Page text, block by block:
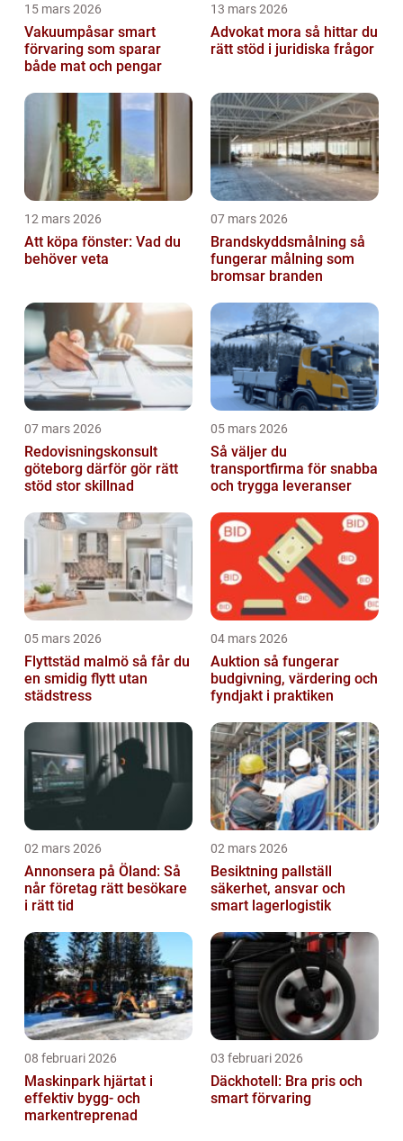
15 mars 2026
Vakuumpåsar smart
förvaring som sparar
både mat och pengar
13 mars 2026
Advokat mora så hittar du
rätt stöd i juridiska frågor
12 mars 2026
Att köpa fönster: Vad du
behöver veta
07 mars 2026
Brandskyddsmålning så
fungerar målning som
bromsar branden
07 mars 2026
Redovisningskonsult
göteborg därför gör rätt
stöd stor skillnad
05 mars 2026
Så väljer du
transportfirma för snabba
och trygga leveranser
05 mars 2026
Flyttstäd malmö så får du
en smidig flytt utan
städstress
04 mars 2026
Auktion så fungerar
budgivning, värdering och
fyndjakt i praktiken
02 mars 2026
Annonsera på Öland: Så
når företag rätt besökare
i rätt tid
02 mars 2026
Besiktning pallställ
säkerhet, ansvar och
smart lagerlogistik
08 februari 2026
Maskinpark hjärtat i
effektiv bygg- och
markentreprenad
03 februari 2026
Däckhotell: Bra pris och
smart förvaring